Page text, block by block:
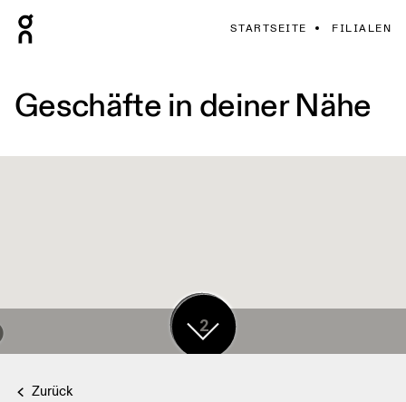
STARTSEITE FILIALEN
Geschäfte in deiner Nähe
17
2
Zurück